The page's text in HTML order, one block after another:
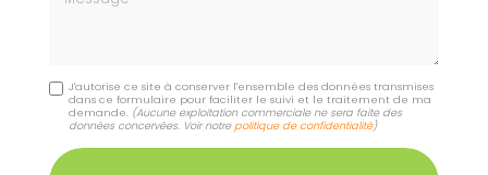
J'autorise ce site à conserver l'ensemble des données transmises
dans ce formulaire pour faciliter le suivi et le traitement de ma
demande. (Aucune exploitation commerciale ne sera faite des
données concervées. Voir notrepolitique de confidentialité)